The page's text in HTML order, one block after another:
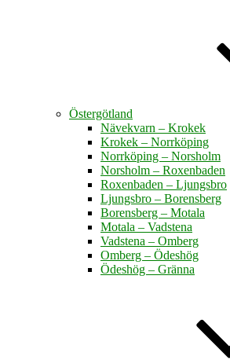
Östergötland
Nävekvarn – Krokek
Krokek – Norrköping
Norrköping – Norsholm
Norsholm – Roxenbaden
Roxenbaden – Ljungsbro
Ljungsbro – Borensberg
Borensberg – Motala
Motala – Vadstena
Vadstena – Omberg
Omberg – Ödeshög
Ödeshög – Gränna